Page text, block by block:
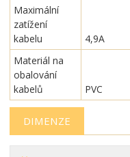
Maximální
zatížení
kabelu
4,9A
Materiál na
obalování
kabelů
PVC
DIMENZE